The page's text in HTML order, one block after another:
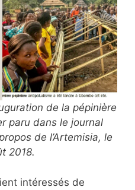
de la pépinière
paru dans le journal
de l’Artemisia, le
2018.
intéressés de